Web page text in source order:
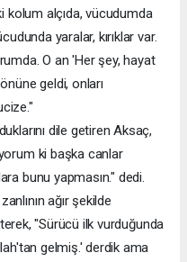
kolum alçıda, vücudumda
yaralar, kırıklar var.
O an 'Her şey, hayat
geldi, onları
dile getiren Aksaç,
ki başka canlar
bunu yapmasın." dedi.
ağır şekilde
"Sürücü ilk vurduğunda
gelmiş.' derdik ama